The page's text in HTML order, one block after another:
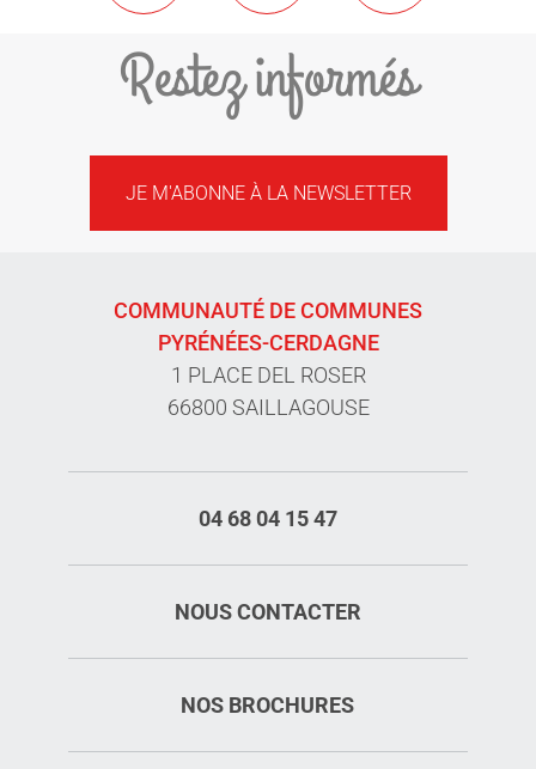
Restez informés
JE M'ABONNE À LA NEWSLETTER
COMMUNAUTÉ DE COMMUNES
PYRÉNÉES-CERDAGNE
1 PLACE DEL ROSER
66800 SAILLAGOUSE
04 68 04 15 47
NOUS CONTACTER
NOS BROCHURES